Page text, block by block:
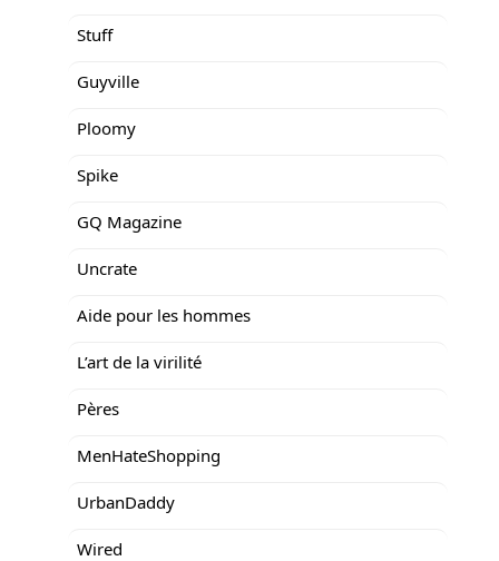
Stuff
Guyville
Ploomy
Spike
GQ Magazine
Uncrate
Aide pour les hommes
L’art de la virilité
Pères
MenHateShopping
UrbanDaddy
Wired